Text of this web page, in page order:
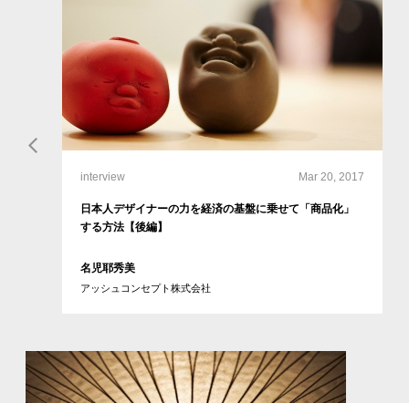
interview Mar 20, 2017
日本人デザイナーの力を経済の基盤に乗せて「商品化」
する方法【後編】
名児耶秀美
アッシュコンセプト株式会社